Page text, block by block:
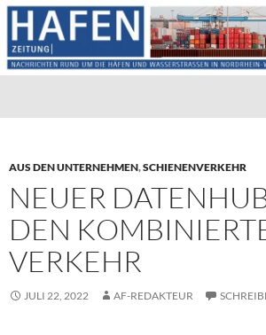
AUS DEN UNTERNEHMEN,SCHIENENVERKEHR
NEUER
DEN
VERKEHR
JULI 22, 2022 AF-REDAKTEUR